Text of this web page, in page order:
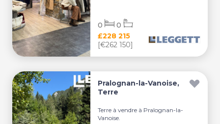
£228 215
[€262 150]
0 0
Pralognan-la-Vanoise,
Terre
Terre à vendre à Pralognan-la-
Vanoise.